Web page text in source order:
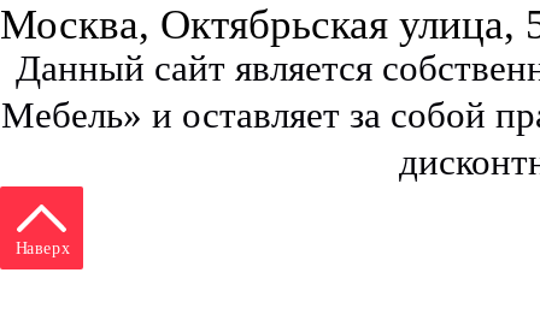
Москва, Октябрьская улица,
Данный сайт является
Мебель» и оставляет за собой
Наверх